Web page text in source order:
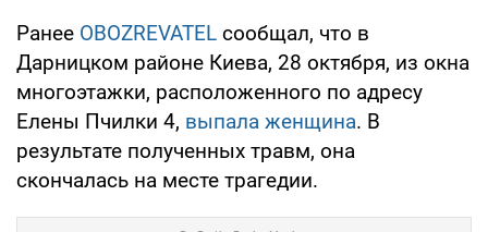
Ранее OBOZREVATEL сообщал, что в
Дарницком районе Киева, 28 октября, из окна
многоэтажки, расположенного по адресу
Елены Пчилки 4, выпала женщина. В
результате полученных травм, она
скончалась на месте трагедии.